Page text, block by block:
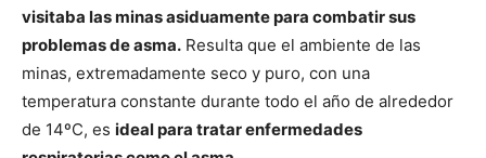
visitaba las minas asiduamente para combatir sus
problemas de asma. Resulta que el ambiente de las
minas, extremadamente seco y puro, con una
temperatura constante durante todo el año de alrededor
de 14ºC, es ideal para tratar enfermedades